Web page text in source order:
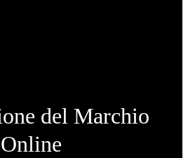
del Marchio
Online